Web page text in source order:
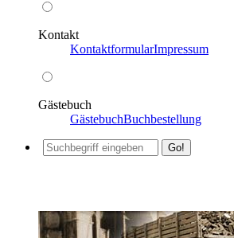
Kontakt
KontaktformularImpressum
Gästebuch
GästebuchBuchbestellung